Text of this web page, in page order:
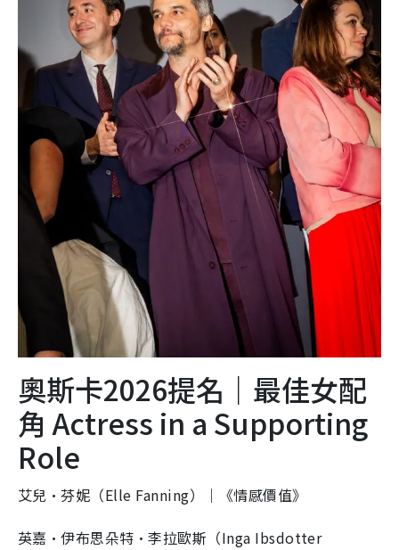
奧斯卡2026提名｜最佳女配
角 Actress in a Supporting
Role
艾兒·芬妮（Elle Fanning）｜《情感價值》
英嘉·伊布思朵特·李拉歐斯（Inga Ibsdotter